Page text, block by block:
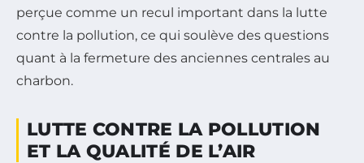
perçue comme un recul important dans la lutte
contre la pollution, ce qui soulève des questions
quant à la fermeture des anciennes centrales au
charbon.
LUTTE CONTRE LA POLLUTION
ET LA QUALITÉ DE L’AIR